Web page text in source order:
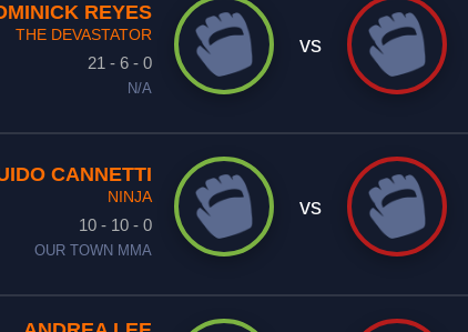
REYES
THE DEVASTATOR
21 - 6 - 0
N/A
vs
CANNETTI
NINJA
10 - 10 - 0
OUR TOWN MMA
vs